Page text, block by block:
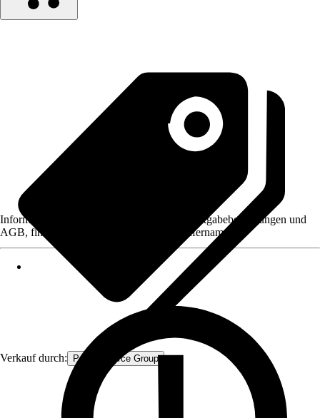
Verkauf durch: Procommerce Group
Informationen des Verkäufers, wie z. B. Rückgabebedingungen und
AGB, finden Sie bei Klick auf den Verkäufernamen.